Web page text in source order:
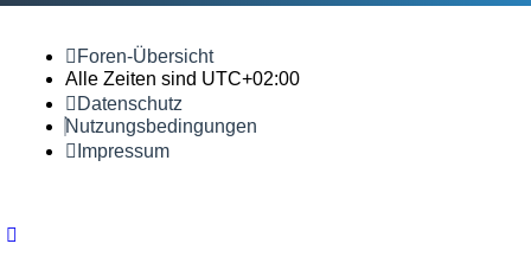
Foren-Übersicht
Alle Zeiten sind UTC+02:00
Datenschutz
Nutzungsbedingungen
Impressum